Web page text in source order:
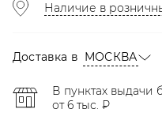
Наличие в
Доставка в МОСКВА
В пунктах выдачи
от 6 тыс. ₽